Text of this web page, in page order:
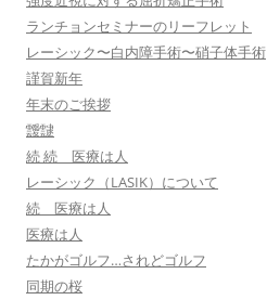
ランチョンセミナーのリーフレット
レーシック〜白内障手術〜硝子体手術
謹賀新年
年末のご挨拶
靉靆
続 続 医療は人
レーシック（LASIK）について
続 医療は人
医療は人
たかがゴルフ…されどゴルフ
同期の桜